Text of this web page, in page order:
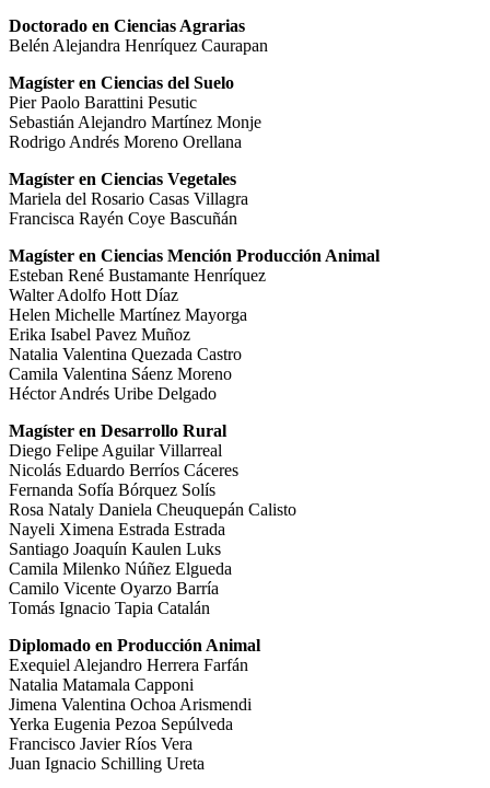
Doctorado en Ciencias Agrarias
Belén Alejandra Henríquez Caurapan
Magíster en Ciencias del Suelo
Pier Paolo Barattini Pesutic
Sebastián Alejandro Martínez Monje
Rodrigo Andrés Moreno Orellana
Magíster en Ciencias Vegetales
Mariela del Rosario Casas Villagra
Francisca Rayén Coye Bascuñán
Magíster en Ciencias Mención Producción Animal
Esteban René Bustamante Henríquez
Walter Adolfo Hott Díaz
Helen Michelle Martínez Mayorga
Erika Isabel Pavez Muñoz
Natalia Valentina Quezada Castro
Camila Valentina Sáenz Moreno
Héctor Andrés Uribe Delgado
Magíster en Desarrollo Rural
Diego Felipe Aguilar Villarreal
Nicolás Eduardo Berríos Cáceres
Fernanda Sofía Bórquez Solís
Rosa Nataly Daniela Cheuquepán Calisto
Nayeli Ximena Estrada Estrada
Santiago Joaquín Kaulen Luks
Camila Milenko Núñez Elgueda
Camilo Vicente Oyarzo Barría
Tomás Ignacio Tapia Catalán
Diplomado en Producción Animal
Exequiel Alejandro Herrera Farfán
Natalia Matamala Capponi
Jimena Valentina Ochoa Arismendi
Yerka Eugenia Pezoa Sepúlveda
Francisco Javier Ríos Vera
Juan Ignacio Schilling Ureta